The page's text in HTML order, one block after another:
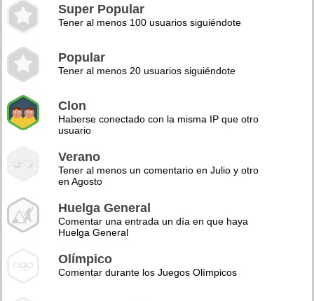
Super Popular
Tener al menos 100 usuarios siguiéndote
Popular
Tener al menos 20 usuarios siguiéndote
Clon
Haberse conectado con la misma IP que otro
usuario
Verano
Tener al menos un comentario en Julio y otro
en Agosto
Huelga General
Comentar una entrada un día en que haya
Huelga General
Olímpico
Comentar durante los Juegos Olímpicos